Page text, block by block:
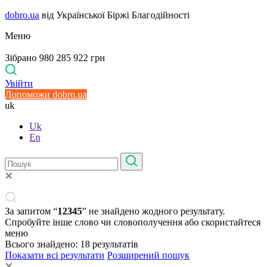
dobro.ua від Української Біржі Благодійності
Меню
Зібрано 980 285 922 грн
Увійти
Допоможи dobro.ua
uk
Uk
En
За запитом “12345” не знайдено жодного результату.
Спробуйте інше слово чи словополучення або скористайтеся
меню
Всього знайдено: 18 результатів
Показати всі результати Розширений пошук